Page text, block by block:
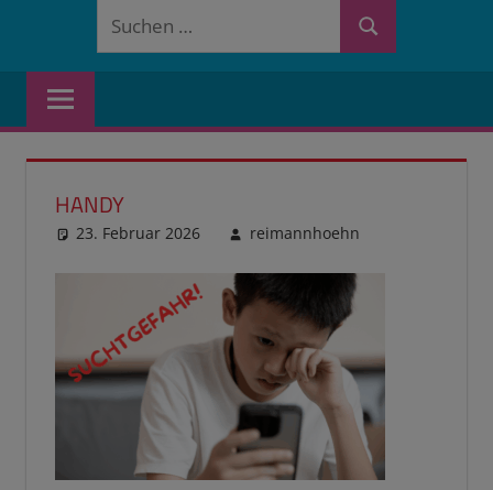
Suchen
Suchen
HANDY
23. Februar 2026 reimannhoehn